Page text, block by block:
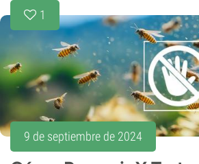
1
9 de septiembre de 2024